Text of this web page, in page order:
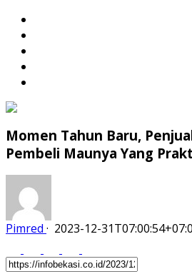
Momen Tahun Baru,
Pembeli Maunya Yang
Pimred · 2023-12-